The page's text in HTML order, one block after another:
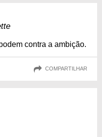
contra a ambição.
COMPARTILHAR